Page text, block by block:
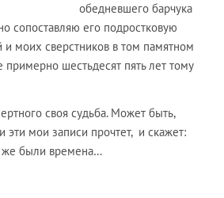
обедневшего барчука
сопоставляю его подростковую
моих сверстников в том памятном
шестьдесят пять лет тому
своя судьба. Может быть,
эти мои записи прочтет, и скажет:
же были времена…